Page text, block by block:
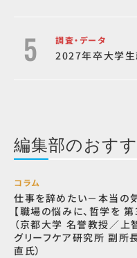
調査・データ
2027年卒大学
編集部のおす
コラム
仕事を辞めたい－本当の
【職場の悩みに、哲学を 第
（京都大学 名誉教授／上
グリーフケア研究所 副所
直氏）